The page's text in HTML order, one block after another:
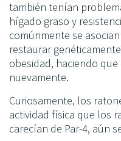
también tenían
hígado graso y
comúnmente se
restaurar
obesidad, haciendo
nuevamente.
Curiosamente, los
actividad física que los
carecían de Par-4, aún